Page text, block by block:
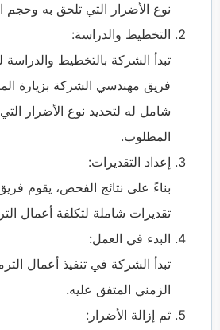
نوع الأضرار التي تلحق به
التخطيط والدراسة:
تبدأ الشركة بالتخطيط
فريق مهندسي الشركة بزيارة
شامل له لتحديد نوع الأضرار
المطلوب.
إعداد التقديرات:
بناءً على نتائج الفحص، يقوم
تقديرات شاملة لتكلفة أعمال
البدء في العمل:
تبدأ الشركة في تنفيذ أعمال
الزمني المتفق عليه.
ثم إزالة الأضرار: